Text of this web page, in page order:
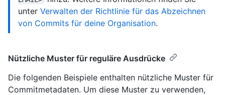
unter Verwalten der Richtlinie für das Abzeichnen
von Commits für deine Organisation.
Nützliche Muster für reguläre Ausdrücke
Die folgenden Beispiele enthalten nützliche Muster für
Commitmetadaten. Um diese Muster zu verwenden,